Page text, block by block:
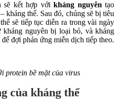
sẽ kết hợp với kháng nguyên tạo
kháng thể. Sau đó, chúng sẽ bị tiêu
sẽ tiếp tục diễn ra trong vài ngày
nguyên bị loại bỏ, và kháng
đợi phản ứng miễn dịch tiếp theo.
protein bề mặt của virus
của kháng thể